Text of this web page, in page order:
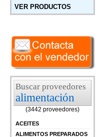
VER PRODUCTOS
Buscar proveedores
alimentación
(3442 proveedores)
ACEITES
ALIMENTOS PREPARADOS